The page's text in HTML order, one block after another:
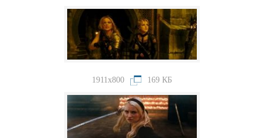
1911x800 169 КБ